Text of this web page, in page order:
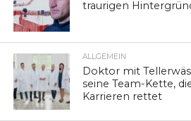
traurigen
ALLGEMEIN
Doktor mit
seine Team-Kette,
Karrieren rettet